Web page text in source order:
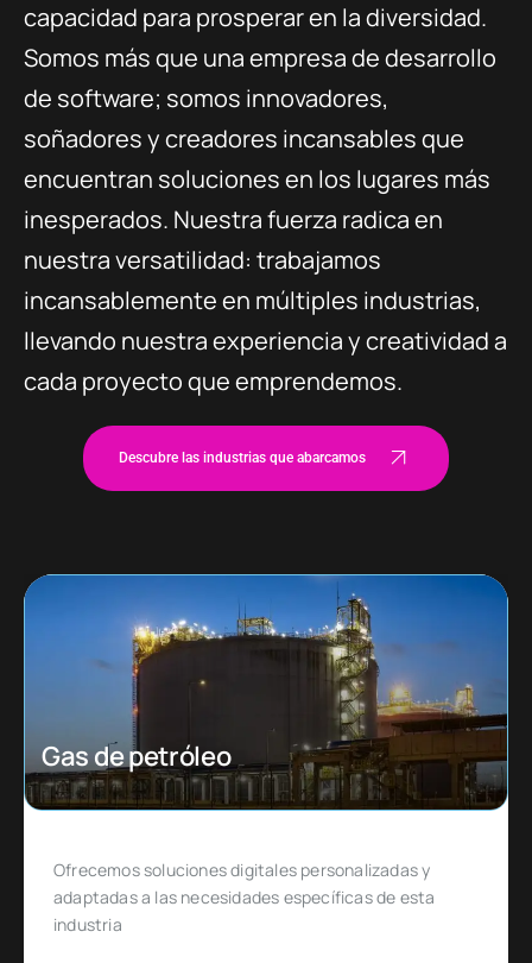
capacidad para prosperar en la diversidad.
Somos más que una empresa de desarrollo
de software; somos innovadores,
soñadores y creadores incansables que
encuentran soluciones en los lugares más
inesperados. Nuestra fuerza radica en
nuestra versatilidad: trabajamos
incansablemente en múltiples industrias,
llevando nuestra experiencia y creatividad a
cada proyecto que emprendemos.
Descubre las industrias que abarcamos
Ecommerce
Diseñado para emprendedores y empresas que
quieren ingresar o expandirse en un mercado de
comercio electrónico muy específico